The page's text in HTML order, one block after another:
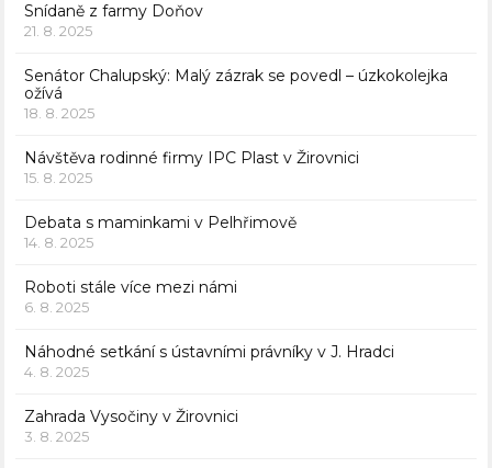
Snídaně z farmy Doňov
21. 8. 2025
Senátor Chalupský: Malý zázrak se povedl – úzkokolejka
ožívá
18. 8. 2025
Návštěva rodinné firmy IPC Plast v Žirovnici
15. 8. 2025
Debata s maminkami v Pelhřimově
14. 8. 2025
Roboti stále více mezi námi
6. 8. 2025
Náhodné setkání s ústavními právníky v J. Hradci
4. 8. 2025
Zahrada Vysočiny v Žirovnici
3. 8. 2025